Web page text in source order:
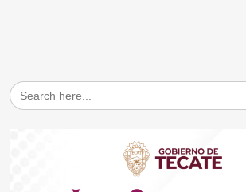
Search
for: